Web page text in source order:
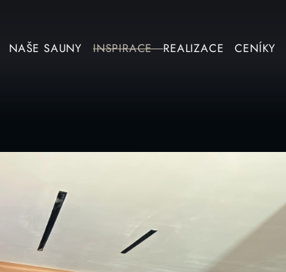
NAŠE SAUNY INSPIRACE REALIZACE CENÍKY